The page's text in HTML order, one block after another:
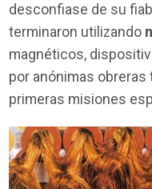
desconfiase de su
terminaron utilizando
magnéticos,
por anónimas
primeras misiones